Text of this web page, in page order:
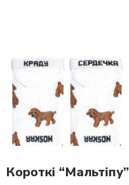
Короткі “Мальтіпу”